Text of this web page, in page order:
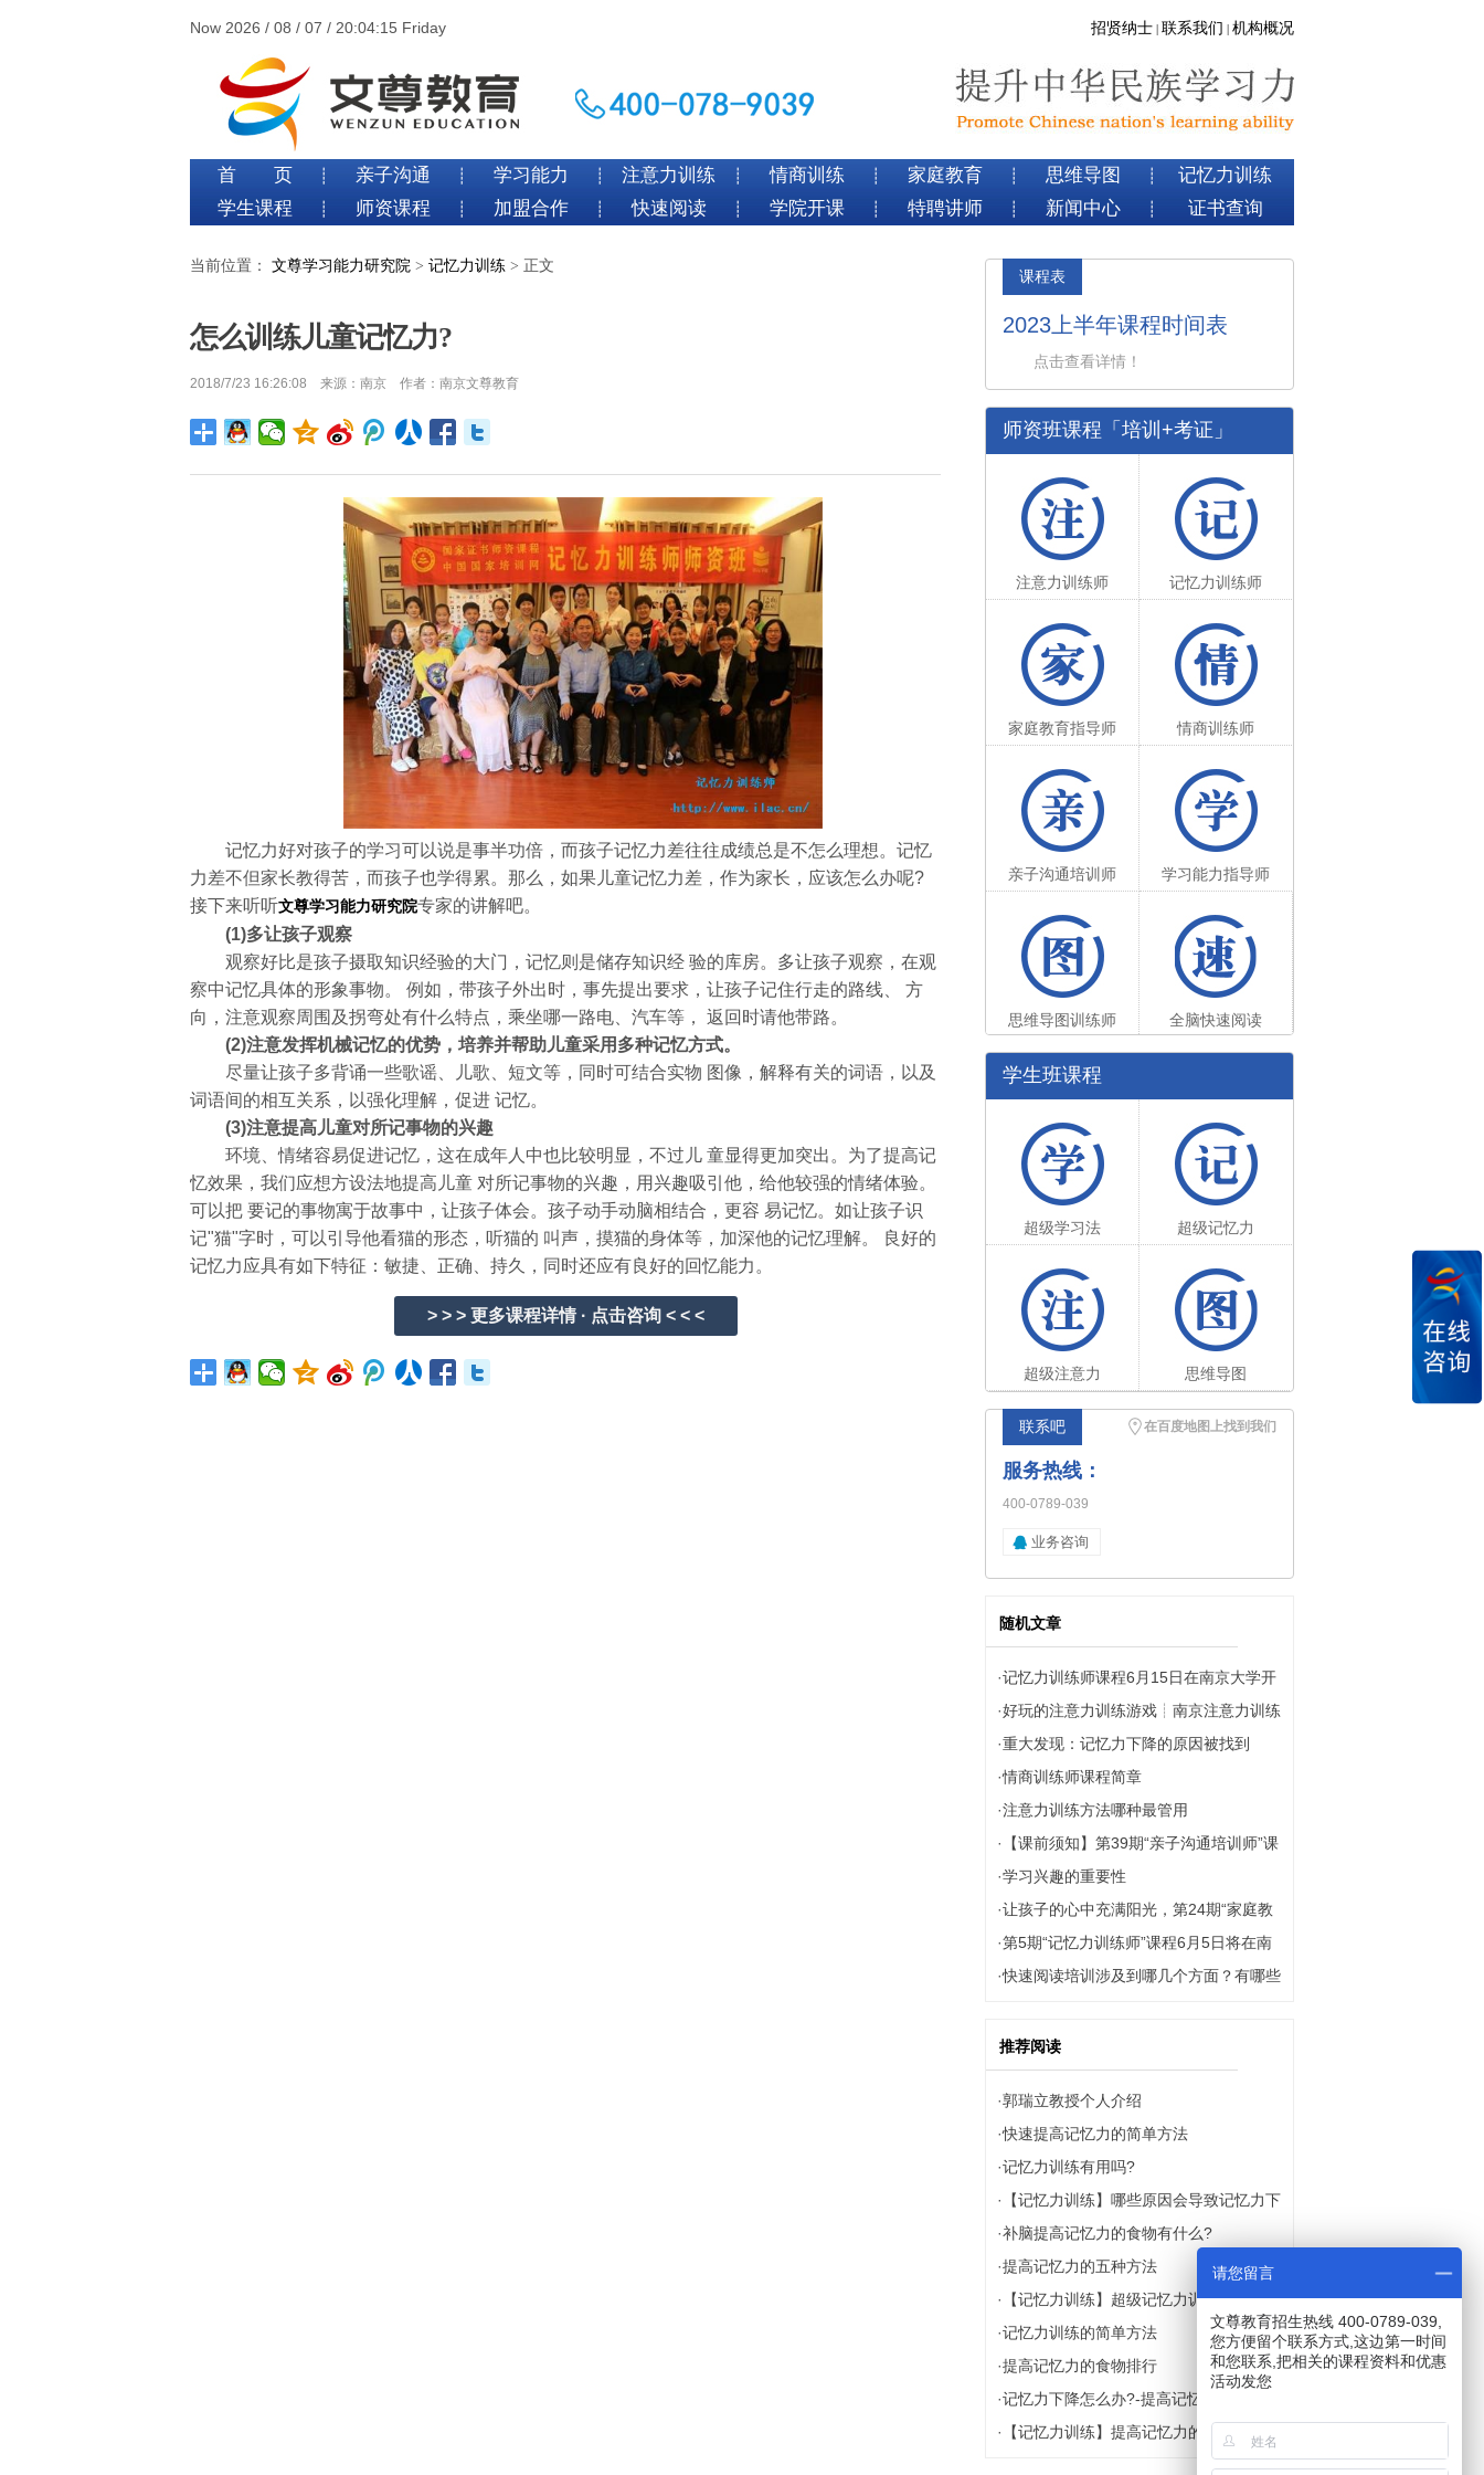
Now 2026 / 08 / 07 / 20:04:15 Friday 招贤纳士 | 联系我们 | 机构概况
首 页 ┊ 亲子沟通 ┊ 学习能力 ┊ 注意力训练 ┊ 情商训练 ┊ 家庭教育 ┊ 思维导图 ┊
记忆力训练
学生课程
┊ 师资课程 ┊ 加盟合作 ┊ 快速阅读 ┊ 学院开课 ┊ 特聘讲师 ┊ 新闻中心 ┊ 证书查询
当前位置： 文尊学习能力研究院 > 记忆力训练 > 正文
怎么训练儿童记忆力?
2018/7/23 16:26:08 来源：南京 作者：南京文尊教育
记忆力好对孩子的学习可以说是事半功倍，而孩子记忆力差往往成绩总是不怎么理想。记忆
力差不但家长教得苦，而孩子也学得累。那么，如果儿童记忆力差，作为家长，应该怎么办呢?
接下来听听文尊学习能力研究院专家的讲解吧。
(1)多让孩子观察
观察好比是孩子摄取知识经验的大门，记忆则是储存知识经 验的库房。多让孩子观察，在观
察中记忆具体的形象事物。 例如，带孩子外出时，事先提出要求，让孩子记住行走的路线、 方
向，注意观察周围及拐弯处有什么特点，乘坐哪一路电、汽车等， 返回时请他带路。
(2)注意发挥机械记忆的优势，培养并帮助儿童采用多种记忆方式。
尽量让孩子多背诵一些歌谣、儿歌、短文等，同时可结合实物 图像，解释有关的词语，以及
词语间的相互关系，以强化理解，促进 记忆。
(3)注意提高儿童对所记事物的兴趣
环境、情绪容易促进记忆，这在成年人中也比较明显，不过儿 童显得更加突出。为了提高记
忆效果，我们应想方设法地提高儿童 对所记事物的兴趣，用兴趣吸引他，给他较强的情绪体验。
可以把 要记的事物寓于故事中，让孩子体会。孩子动手动脑相结合，更容 易记忆。如让孩子识
记"猫"字时，可以引导他看猫的形态，听猫的 叫声，摸猫的身体等，加深他的记忆理解。 良好的
记忆力应具有如下特征：敏捷、正确、持久，同时还应有良好的回忆能力。
> > > 更多课程详情 · 点击咨询 < < <
课程表
2023上半年课程时间表
点击查看详情！
师资班课程「培训+考证」
注意力训练师 记忆力训练师
家庭教育指导师 情商训练师
亲子沟通培训师 学习能力指导师
思维导图训练师 全脑快速阅读
学生班课程
超级学习法 超级记忆力
超级注意力 思维导图
联系吧 在百度地图上找到我们
服务热线：
400-0789-039
业务咨询
随机文章
·记忆力训练师课程6月15日在南京大学开
班！报名从速！
·好玩的注意力训练游戏┊南京注意力训练
·重大发现：记忆力下降的原因被找到
·情商训练师课程简章
·注意力训练方法哪种最管用
·
【课前须知】第39期“亲子沟通培训师”课
前注意事项
·学习兴趣的重要性
·让孩子的心中充满阳光，第24期“家庭教
育高级讲师”课程在南京大学圆满落幕！
·第5期“记忆力训练师”课程6月5日将在南
京大学正式开课！
·快速阅读培训涉及到哪几个方面？有哪些
推荐阅读
·郭瑞立教授个人介绍
·快速提高记忆力的简单方法
·记忆力训练有用吗?
·
【记忆力训练】哪些原因会导致记忆力下
降？
·补脑提高记忆力的食物有什么?
·提高记忆力的五种方法
·
【记忆力训练】超级记忆力训练方法，赶
紧收藏吧!
·记忆力训练的简单方法
·提高记忆力的食物排行
·记忆力下降怎么办?-提高记忆力的几种方
法
· 【记忆力训练】提高记忆力的小技巧
请您留言
文尊教育招生热线 400-0789-039,
您方便留个联系方式,这边第一时间
和您联系,把相关的课程资料和优惠
活动发您